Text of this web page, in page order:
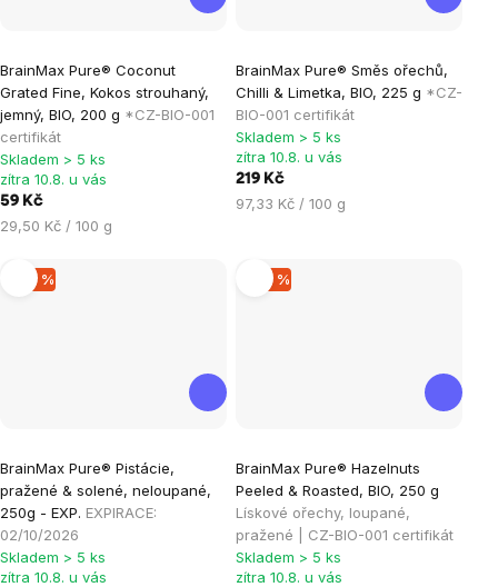
BrainMax Pure® Coconut
Grated Fine, Kokos strouhaný,
jemný, BIO, 200 g *CZ-BIO-001
certifikát
hodnocení
produktu
je
5,0
z
Skladem > 5 ks
zítra 10.8. u vás
59 Kč
Měrná
29,50 Kč / 100 g
BrainMax Pure® Směs ořechů,
Chilli & Limetka, BIO, 225 g *CZ-
BIO-001 certifikát
hodnocení
produktu
je
5,0
z
5
Skladem > 5 ks
zítra 10.8. u vás
219 Kč
Měrná
97,33 Kč / 100 g
–20 %
BrainMax Pure® Pistácie,
pražené & solené, neloupané,
250g - EXP. EXPIRACE:
02/10/2026
Skladem > 5 ks
zítra 10.8. u vás
–20 %
BrainMax Pure® Hazelnuts
Peeled & Roasted, BIO, 250 g
Lískové ořechy, loupané,
pražené | CZ-BIO-001 certifikát
Skladem > 5 ks
zítra 10.8. u vás